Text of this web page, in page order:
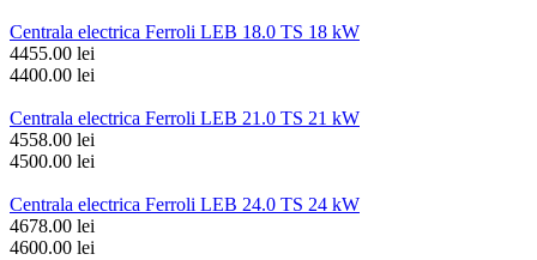
Centrala electrica Ferroli LEB 18.0 TS 18 kW
4455.00 lei
4400.00 lei
Centrala electrica Ferroli LEB 21.0 TS 21 kW
4558.00 lei
4500.00 lei
Centrala electrica Ferroli LEB 24.0 TS 24 kW
4678.00 lei
4600.00 lei